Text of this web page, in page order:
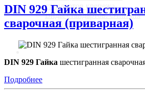
стандартов крепежа
Виды стандартов. Отличия
DIN от ГОСТ
DIN 929 Гайка
сварочная (приварная)
DIN 929 Гайка шестигранная
Подробнее